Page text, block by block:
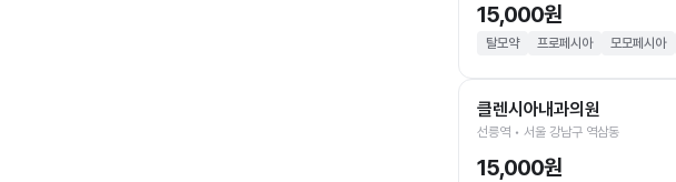
15,000원
탈모약 프로페시아 모모페시아
클렌시아내과의원
선릉역 • 서울 강남구 역삼동
15,000원